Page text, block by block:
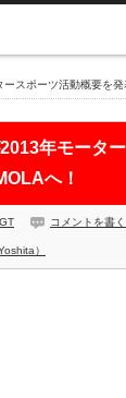
ースポーツ活動概要を
2013年モータ
へ！
コメントを書く
）